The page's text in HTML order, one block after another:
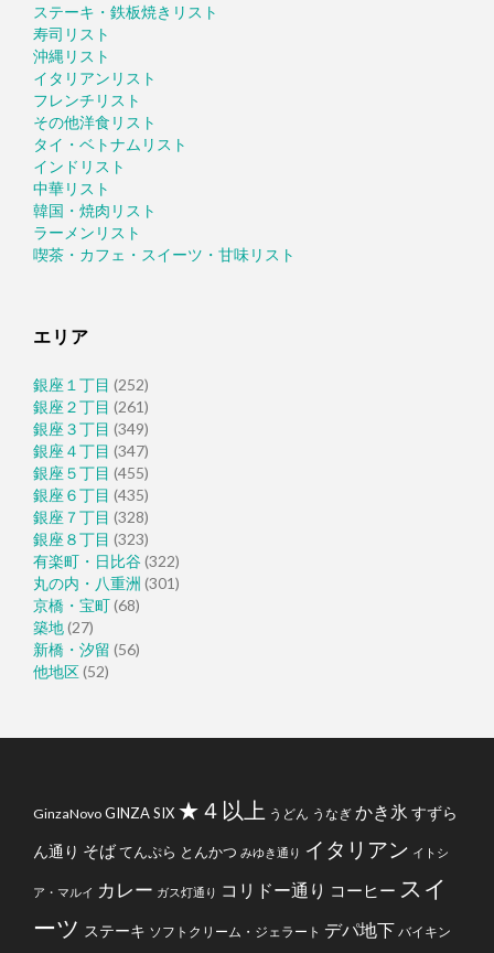
ステーキ・鉄板焼きリスト
寿司リスト
沖縄リスト
イタリアンリスト
フレンチリスト
その他洋食リスト
タイ・ベトナムリスト
インドリスト
中華リスト
韓国・焼肉リスト
ラーメンリスト
喫茶・カフェ・スイーツ・甘味リスト
エリア
銀座１丁目 (252)
銀座２丁目 (261)
銀座３丁目 (349)
銀座４丁目 (347)
銀座５丁目 (455)
銀座６丁目 (435)
銀座７丁目 (328)
銀座８丁目 (323)
有楽町・日比谷(322)
丸の内・八重洲 (301)
京橋・宝町(68)
築地(27)
新橋・汐留 (56)
他地区(52)
GinzaNovo GINZA SIX ★４以上 うどん うなぎ かき氷 すずら
ん通り そばてんぷら とんかつ みゆき通り イタリアン イトシ
ア・マルイ カレー ガス灯通り コリドー通り コーヒー スイ
ーツ ステーキ ソフトクリーム・ジェラート デパ地下 バイキン